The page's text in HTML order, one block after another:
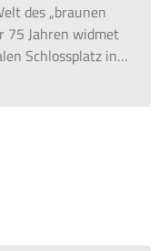
des „braunen
75 Jahren widmet
Schlossplatz in…